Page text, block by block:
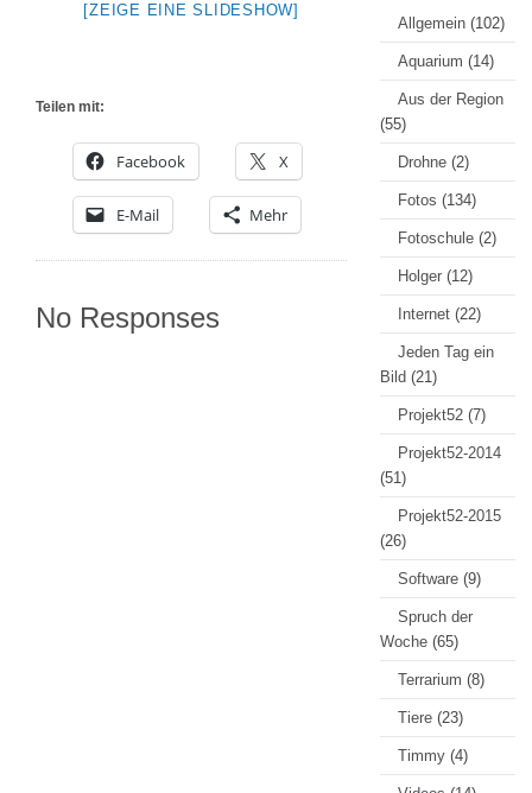
[ZEIGE EINE SLIDESHOW]
Teilen mit:
Facebook X
E-Mail Mehr
No Responses
Allgemein (102)
Aquarium (14)
Aus der Region
(55)
Drohne (2)
Fotos (134)
Fotoschule (2)
Holger (12)
Internet (22)
Jeden Tag ein
Bild (21)
Projekt52 (7)
Projekt52-2014
(51)
Projekt52-2015
(26)
Software (9)
Spruch der
Woche (65)
Terrarium (8)
Tiere (23)
Timmy (4)